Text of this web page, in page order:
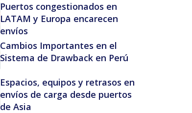
Puertos congestionados en
LATAM y Europa encarecen
envíos
Cambios Importantes en el
Sistema de Drawback en Perú
Espacios, equipos y retrasos en
envíos de carga desde puertos
de Asia